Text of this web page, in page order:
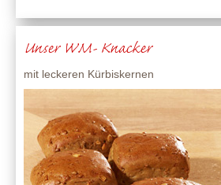
Unser WM- Knacker
mit leckeren Kürbiskernen